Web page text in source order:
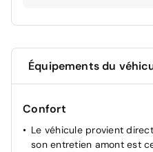
Équipements du
Confort
Le véhicule provient
son entretien amont est